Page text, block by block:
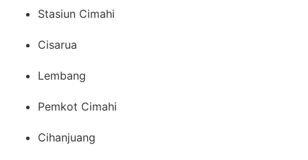
Stasiun Cimahi
Cisarua
Lembang
Pemkot Cimahi
Cihanjuang